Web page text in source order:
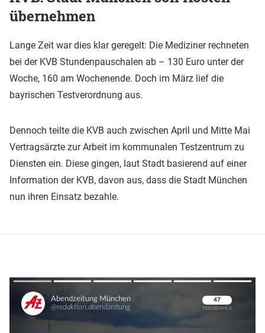
übernehmen
Lange Zeit war dies klar geregelt: Die Mediziner rechneten
bei der KVB Stundenpauschalen ab – 130 Euro unter der
Woche, 160 am Wochenende. Doch im März lief die
bayrischen Testverordnung aus.
Dennoch teilte die KVB auch zwischen April und Mitte Mai
Vertragsärzte zur Arbeit im kommunalen Testzentrum zu
Diensten ein. Diese gingen, laut Stadt basierend auf einer
Information der KVB, davon aus, dass die Stadt München
nun ihren Einsatz bezahle.
Überspringen